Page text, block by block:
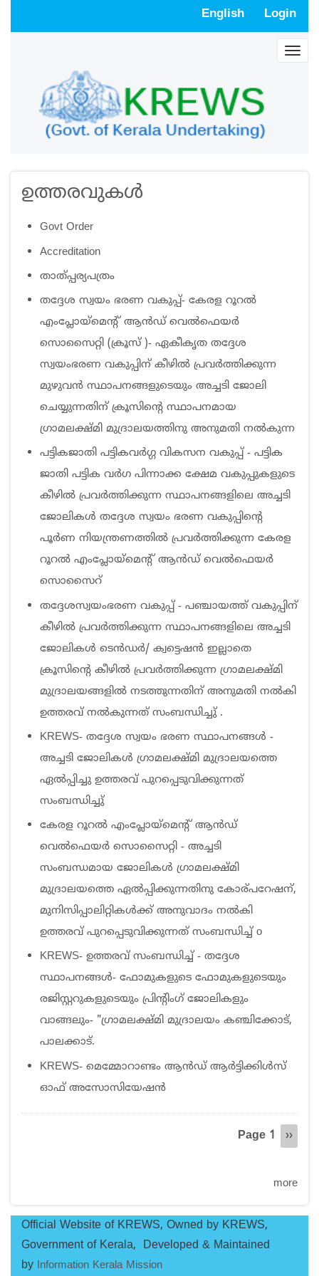
Login
English
ഉത്തരവുകള്‍
Govt Order
Accreditation
താത്പ്പര്യപത്രം
തദ്ദേശ സ്വയം ഭരണ വകുപ്പ്- കേരള റൂറൽ
എംപ്ലോയ്‌മെന്റ് ആൻഡ് വെൽഫെയർ
സൊസൈറ്റി (ക്രൂസ് )- ഏകീകൃത തദ്ദേശ
സ്വയംഭരണ വകുപ്പിന് കീഴിൽ പ്രവർത്തിക്കുന്ന
മുഴുവൻ സ്ഥാപനങ്ങളുടെയും അച്ചടി ജോലി
ചെയ്യുന്നതിന് ക്രൂസിന്റെ സ്ഥാപനമായ
ഗ്രാമലക്ഷ്മി മുദ്രാലയത്തിനു അനുമതി നൽകുന്ന
പട്ടികജാതി പട്ടികവർഗ്ഗ വികസന വകുപ്പ് - പട്ടിക
ജാതി പട്ടിക വർഗ പിന്നാക്ക ക്ഷേമ വകുപ്പുകളുടെ
കീഴിൽ പ്രവർത്തിക്കുന്ന സ്ഥാപനങ്ങളിലെ അച്ചടി
ജോലികൾ തദ്ദേശ സ്വയം ഭരണ വകുപ്പിന്റെ
പൂർണ നിയന്ത്രണത്തിൽ പ്രവർത്തിക്കുന്ന കേരള
റൂറൽ എംപ്ലോയ്‌മെന്റ് ആൻഡ് വെൽഫെയർ
സൊസൈറ്
തദ്ദേശസ്വയംഭരണ വകുപ്പ് - പഞ്ചായത്ത് വകുപ്പിന്
കീഴിൽ പ്രവർത്തിക്കുന്ന സ്ഥാപനങ്ങളിലെ അച്ചടി
ജോലികൾ ടെൻഡർ/ ക്വട്ടെഷൻ ഇല്ലാതെ
ക്രൂസിന്റെ കീഴിൽ പ്രവർത്തിക്കുന്ന ഗ്രാമലക്ഷ്മി
മുദ്രാലയങ്ങളിൽ നടത്തുന്നതിന് അനുമതി നൽകി
ഉത്തരവ് നൽകുന്നത് സംബന്ധിച്ചു് .
KREWS- തദ്ദേശ സ്വയം ഭരണ സ്ഥാപനങ്ങൾ -
അച്ചടി ജോലികൾ ഗ്രാമലക്ഷ്മി മുദ്രാലയത്തെ
ഏൽപ്പിച്ചു ഉത്തരവ് പുറപ്പെടുവിക്കുന്നത്
സംബന്ധിച്ചു്
കേരള റൂറൽ എംപ്ലോയ്‌മെന്റ് ആൻഡ്
വെൽഫെയർ സൊസൈറ്റി - അച്ചടി
സംബന്ധമായ ജോലികൾ ഗ്രാമലക്ഷ്മി
മുദ്രാലയത്തെ ഏൽപ്പിക്കുന്നതിനു കോര്പറേഷന്,
മുനിസിപ്പാലിറ്റികൾക്ക് അനുവാദം നൽകി
ഉത്തരവ് പുറപ്പെടുവിക്കുന്നത് സംബന്ധിച്ച്‌ o
KREWS- ഉത്തരവ് സംബന്ധിച്ച് - തദ്ദേശ
സ്ഥാപനങ്ങൾ- ഫോമുകളുടെ ഫോമുകളുടെയും
രജിസ്റ്ററുകളുടെയും പ്രിന്റിംഗ് ജോലികളും
വാങ്ങലും- "ഗ്രാമലക്ഷ്മി മുദ്രാലയം കഞ്ചിക്കോട്,
പാലക്കാട്.
KREWS- മെമ്മോറാണ്ടം ആൻഡ് ആർട്ടിക്കിൾസ്
ഓഫ് അസോസിയേഷൻ
Page 1
Next
››
more
Official Website of KREWS, Owned by KREWS,
Government of Kerala, Developed & Maintained
by Information Kerala Mission